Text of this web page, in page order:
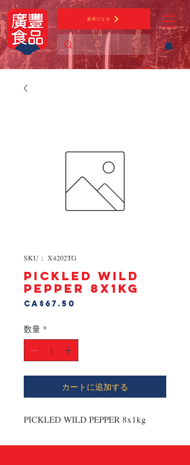
顧客になる
SKU： X4202TG
PICKLED WILD
PEPPER 8x1kg
CA$67.50
数量 *
カートに追加する
PICKLED WILD PEPPER 8x1kg